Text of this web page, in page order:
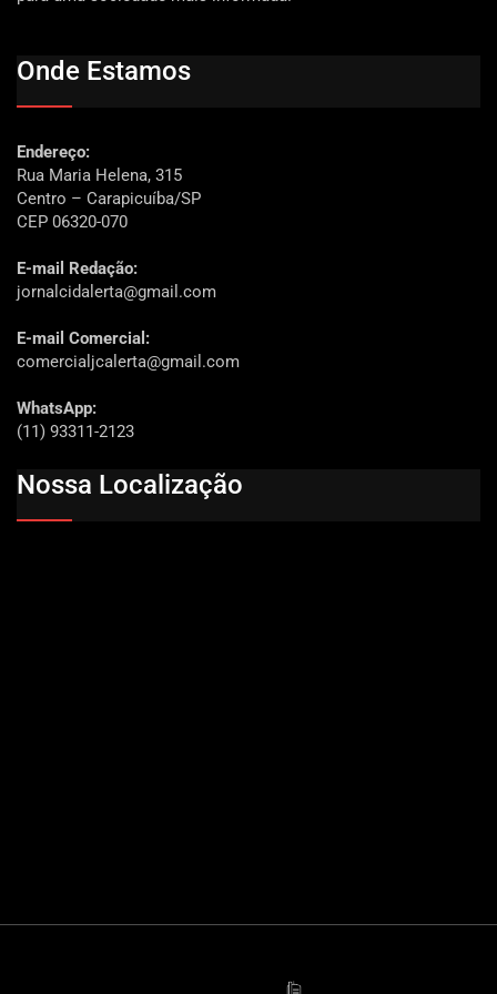
Onde Estamos
Endereço:
Rua Maria Helena, 315
Centro – Carapicuíba/SP
CEP 06320-070
E-mail Redação:
jornalcidalerta@gmail.com
E-mail Comercial:
comercialjcalerta@gmail.com
WhatsApp:
(11) 93311-2123
Nossa Localização